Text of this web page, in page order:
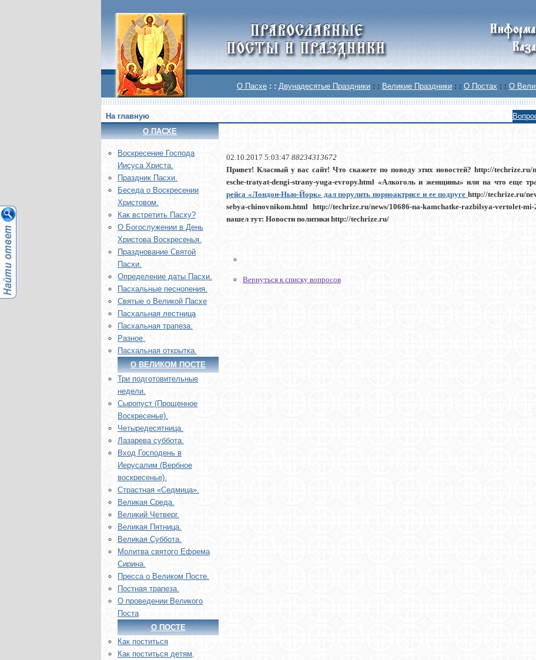
О Пасхе : : Двунадесятые Праздники : : Великие Праздники : : О Постах : : О
На главную
О ПАСХЕ
Воскреcение Господа
Иисуса Христа.
Праздник Пасхи.
Беседа о Воскресении
Христовом.
Как встретить Пасху?
О Богослужении в День
Христова Воскресенья.
Празднование Святой
Пасхи.
Определение даты Пасхи.
Пасхальные песнопения.
Святые о Великой Пасхе
Пасхальная лестница
Пасхальная трапеза.
Разное.
Пасхальная открытка.
О ВЕЛИКОМ ПОСТЕ
Три подготовительные
недели.
Сыропуст (Прощенное
Воскресенье).
Четыредесятница.
Лазарева суббота.
Вход Господень в
Иерусалим (Вербное
воскресенье).
Страстная «Седмица».
Великая Среда.
Великий Четверг.
Великая Пятница.
Великая Суббота.
Молитва святого Ефрема
Сирина.
Пресса о Великом Посте.
Постная трапеза.
О проведении Великого
Поста
О ПОСТЕ
Как поститься
Как поститься детям,
02.10.2017 5:03:47 88234313672
Привет! Класный у вас сайт! Что скажете по поводу этих новостей? http://techrize.ru/
esche-tratyat-dengi-strany-yuga-evropy.html «Алкоголь и женщины» или на что еще
рейса «Лондон-Нью-Йорк» дал порулить порноактрисе и ее подруге http://techrize.ru/
sebya-chinovnikom.html http://techrize.ru/news/10686-na-kamchatke-razbilsya-vertolet-
нашел тут: Новости политики http://techrize.ru/
Вернуться к списку вопросов